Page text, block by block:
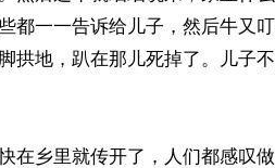
都一一告诉给儿子，然后牛又
拱地，趴在那儿死掉了。儿子
在乡里就传开了，人们都感叹